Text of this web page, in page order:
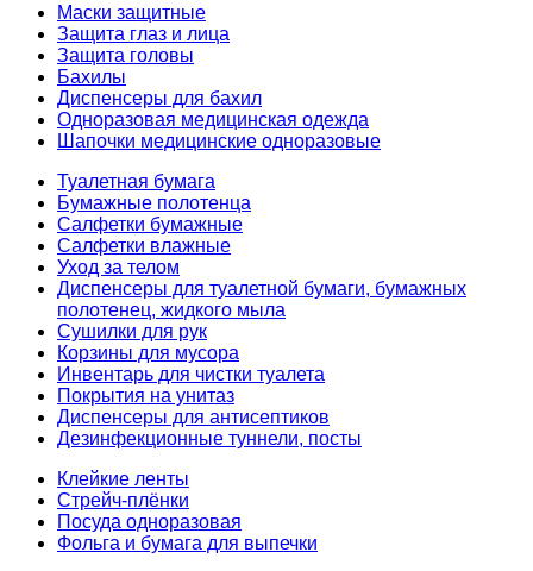
Маски защитные
Защита глаз и лица
Защита головы
Бахилы
Диспенсеры для бахил
Одноразовая медицинская одежда
Шапочки медицинские одноразовые
Туалетная бумага
Бумажные полотенца
Салфетки бумажные
Салфетки влажные
Уход за телом
Диспенсеры для туалетной бумаги, бумажных
полотенец, жидкого мыла
Сушилки для рук
Корзины для мусора
Инвентарь для чистки туалета
Покрытия на унитаз
Диспенсеры для антисептиков
Дезинфекционные туннели, посты
Клейкие ленты
Стрейч-плёнки
Посуда одноразовая
Фольга и бумага для выпечки